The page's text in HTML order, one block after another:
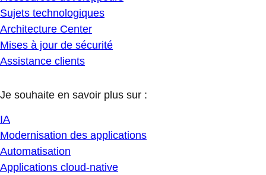
Sujets technologiques
Architecture Center
Mises à jour de sécurité
Assistance clients
Je souhaite en savoir plus sur :
IA
Modernisation des applications
Automatisation
Applications cloud-native